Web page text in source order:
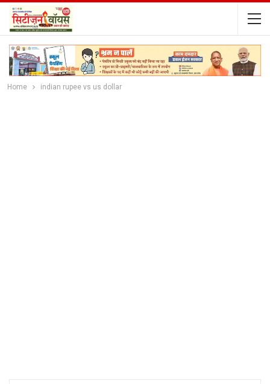
Home indian rupee vs us dollar